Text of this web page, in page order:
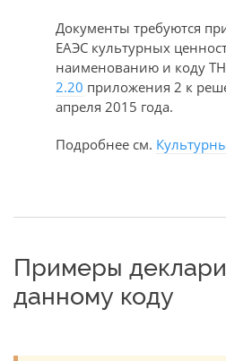
Документы требуются
ЕАЭС культурных
наименованию и коду
2.20 приложения 2 к
апреля 2015 года.
Подробнее см.
Примеры
данному коду